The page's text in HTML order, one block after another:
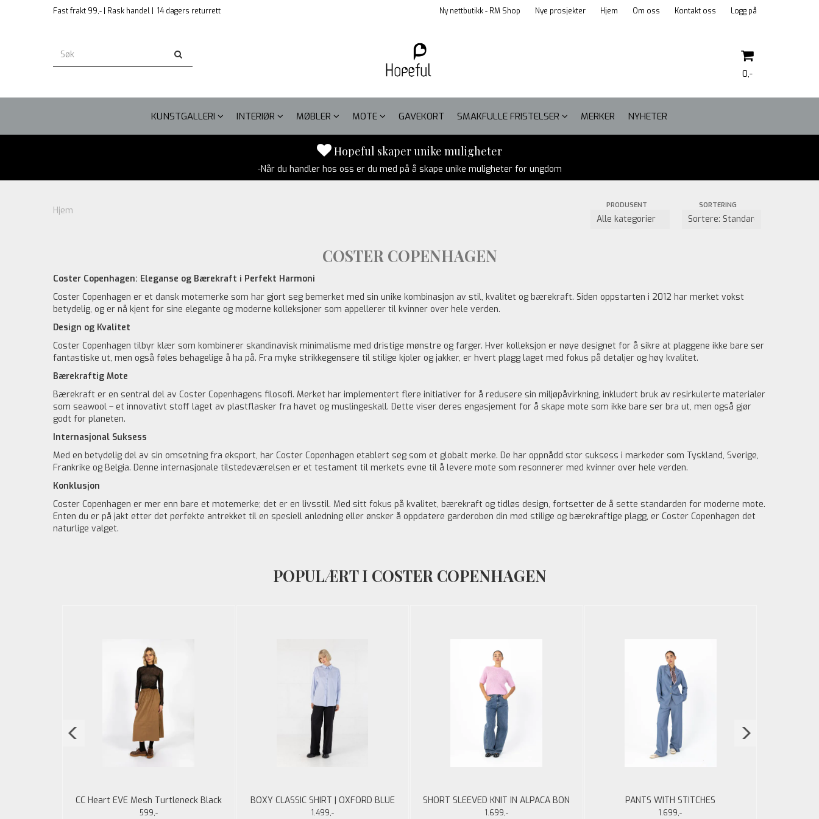
Fast frakt 99,- | Rask handel | 14 dagers returrett Ny nettbutikk - RM Shop Nye prosjekter Hjem Om oss Kontakt oss Logg på
0,-
KUNSTGALLERI INTERIØR MØBLER MOTE GAVEKORT SMAKFULLE FRISTELSER MERKER NYHETER
Hopeful skaper unike muligheter
-Når du handler hos oss er du med på å skape unike muligheter for ungdom
Hjem PRODUSENT SORTERING
COSTER COPENHAGEN
Coster Copenhagen: Eleganse og Bærekraft i Perfekt Harmoni
Coster Copenhagen er et dansk motemerke som har gjort seg bemerket med sin unike kombinasjon av stil, kvalitet og bærekraft. Siden oppstarten i 2012 har merket vokst
betydelig, og er nå kjent for sine elegante og moderne kolleksjoner som appellerer til kvinner over hele verden.
Design og Kvalitet
Coster Copenhagen tilbyr klær som kombinerer skandinavisk minimalisme med dristige mønstre og farger. Hver kolleksjon er nøye designet for å sikre at plaggene ikke bare ser
fantastiske ut, men også føles behagelige å ha på. Fra myke strikkegensere til stilige kjoler og jakker, er hvert plagg laget med fokus på detaljer og høy kvalitet.
Bærekraftig Mote
Bærekraft er en sentral del av Coster Copenhagens filosofi. Merket har implementert flere initiativer for å redusere sin miljøpåvirkning, inkludert bruk av resirkulerte materialer
som seawool – et innovativt stoff laget av plastflasker fra havet og muslingeskall. Dette viser deres engasjement for å skape mote som ikke bare ser bra ut, men også gjør
godt for planeten.
Internasjonal Suksess
Med en betydelig del av sin omsetning fra eksport, har Coster Copenhagen etablert seg som et globalt merke. De har oppnådd stor suksess i markeder som Tyskland, Sverige,
Frankrike og Belgia. Denne internasjonale tilstedeværelsen er et testament til merkets evne til å levere mote som resonnerer med kvinner over hele verden.
Konklusjon
Coster Copenhagen er mer enn bare et motemerke; det er en livsstil. Med sitt fokus på kvalitet, bærekraft og tidløs design, fortsetter de å sette standarden for moderne mote.
Enten du er på jakt etter det perfekte antrekket til en spesiell anledning eller ønsker å oppdatere garderoben din med stilige og bærekraftige plagg, er Coster Copenhagen det
naturlige valget.
POPULÆRT I COSTER COPENHAGEN
CC Heart EVE Mesh Turtleneck Black
Glitter
599,-
BOXY CLASSIC SHIRT | OXFORD BLUE
1.499,-
SHORT SLEEVED KNIT IN ALPACA BON
BON PINK
1.699,-
PANTS WITH STITCHES
1.699,-